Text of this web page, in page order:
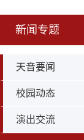
新闻专题
天音要闻
校园动态
演出交流